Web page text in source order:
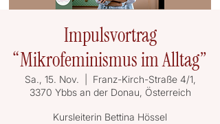
Impulsvortrag
“Mikrofeminismus im Alltag”
Sa., 15. Nov.
Franz-Kirch-Straße 4/1,
3370 Ybbs an der Donau, Österreich
Kursleiterin Bettina Hössel